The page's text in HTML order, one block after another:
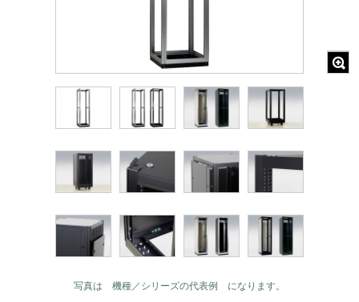
写真は 機種／シリーズの代表例 になります。